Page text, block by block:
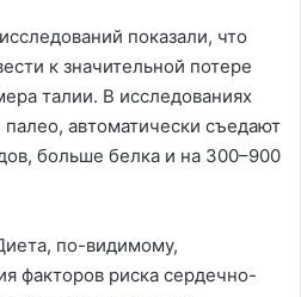
показали, что
к значительной потере
талии. В исследованиях
автоматически съедают
больше белка и на 300–900
по-видимому,
факторов риска сердечно-